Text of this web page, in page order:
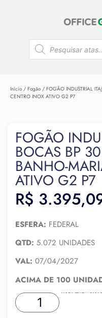
Início / Fogão / FOGÃO INDUSTRIAL
CENTRO INOX ATIVO G2 P7
FOGÃO
BOCAS BP
BANHO-
ATIVO G2 P7
R$
ESFERA: FEDERAL
QTD: 5.072 UNIDADES
VAL: 07/04/2027
ACIMA DE 100